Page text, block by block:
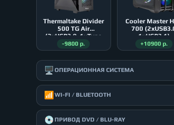
Thermaltake Divider
500 TG Air
(2xUSB3.0, 1xType
C)
-9800 р.
Cooler Master
700
1xUSB3.1)
+10900 р.
🖥️ ОПЕРАЦИОННАЯ СИСТЕМА
📶 WI-FI / BLUETOOTH
💿 ПРИВОД DVD / BLU-RAY